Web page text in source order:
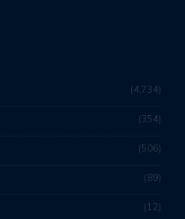
4,734
354
506
89
12